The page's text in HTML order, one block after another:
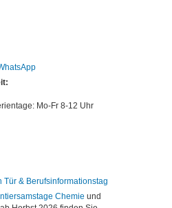
Mo-Fr 8-12 Uhr
Tür & Berufsinformationstag
Chemie und